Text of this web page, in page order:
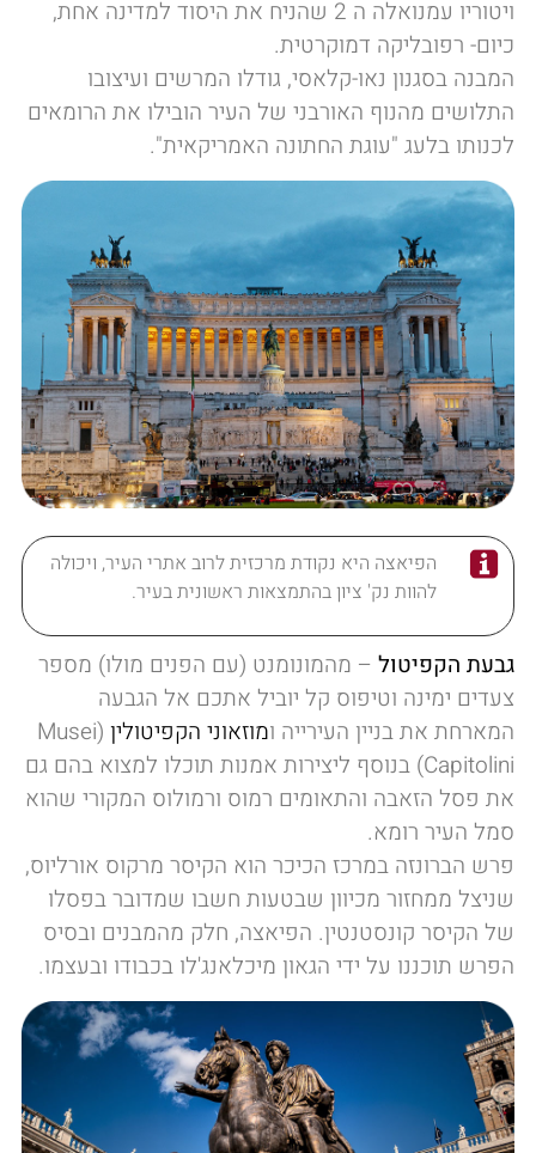
ויטוריו עמנואלה ה 2 שהניח את היסוד למדינה אחת,
כיום- רפובליקה דמוקרטית.
המבנה בסגנון נאו-קלאסי, גודלו המרשים ועיצובו
התלושים מהנוף האורבני של העיר הובילו את הרומאים
לכנותו בלעג "עוגת החתונה האמריקאית".
הפיאצה היא נקודת מרכזית לרוב אתרי העיר, ויכולה
להוות נק' ציון בהתמצאות ראשונית בעיר.
גבעת הקפיטול– מהמונומנט (עם הפנים מולו) מספר
צעדים ימינה וטיפוס קל יוביל אתכם אל הגבעה
המארחת את בניין העירייה ומוזאוני הקפיטולין (Musei
Capitolini) בנוסף ליצירות אמנות תוכלו למצוא בהם גם
את פסל הזאבה והתאומים רמוס ורמולוס המקורי שהוא
סמל העיר רומא.
פרש הברונזה במרכז הכיכר הוא הקיסר מרקוס אורליוס,
שניצל ממחזור מכיוון שבטעות חשבו שמדובר בפסלו
של הקיסר קונסטנטין. הפיאצה, חלק מהמבנים ובסיס
הפרש תוכננו על ידי הגאון מיכלאנג'לו בכבודו ובעצמו.